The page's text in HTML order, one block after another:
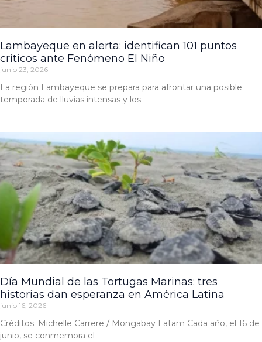
Lambayeque en alerta: identifican 101 puntos
críticos ante Fenómeno El Niño
junio 23, 2026
La región Lambayeque se prepara para afrontar una posible
temporada de lluvias intensas y los
Día Mundial de las Tortugas Marinas: tres
historias dan esperanza en América Latina
junio 16, 2026
Créditos: Michelle Carrere / Mongabay Latam Cada año, el 16 de
junio, se conmemora el